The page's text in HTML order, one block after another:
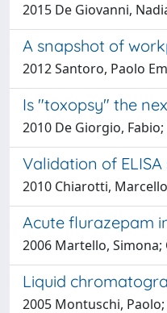
2015 De Giovanni,
A snapshot of
2012 Santoro, Paolo
Is "toxopsy" the
2010 De Giorgio,
Validation of
2010 Chiarotti,
Acute flurazepam
2006 Martello,
Liquid
2005 Montuschi,